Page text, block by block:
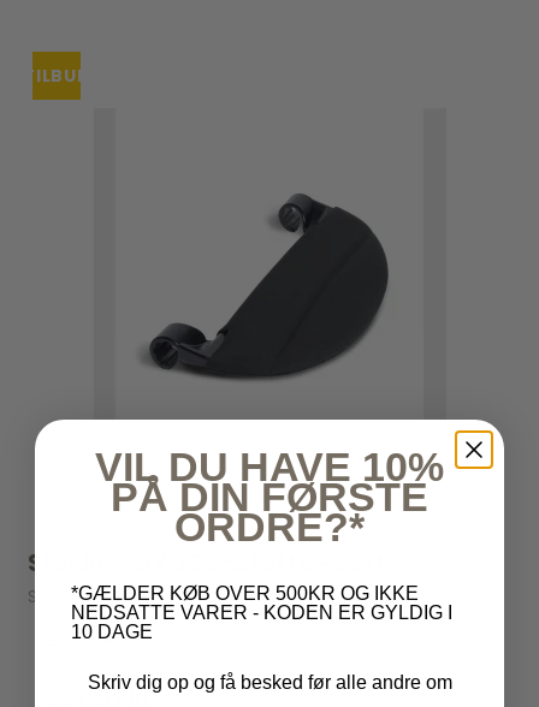
TILBUD
Stokke YOYO Benstøtte - Sort
Stokke YOYO
279,00 kr
223,20 kr
VIL DU HAVE 10%
PÅ DIN FØRSTE
ORDRE?*
*GÆLDER KØB OVER 500KR OG IKKE
NEDSATTE VARER - KODEN ER GYLDIG I
10 DAGE
Skriv dig op og få besked før alle andre om